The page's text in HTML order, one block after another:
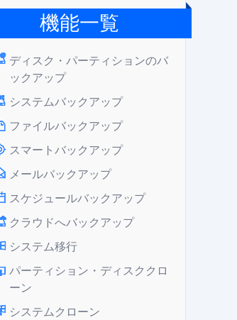
機能一覧
ディスク・パーティションのバ
ックアップ
システムバックアップ
ファイルバックアップ
スマートバックアップ
メールバックアップ
スケジュールバックアップ
クラウドへバックアップ
システム移行
パーティション・ディスククロ
ーン
システムクローン